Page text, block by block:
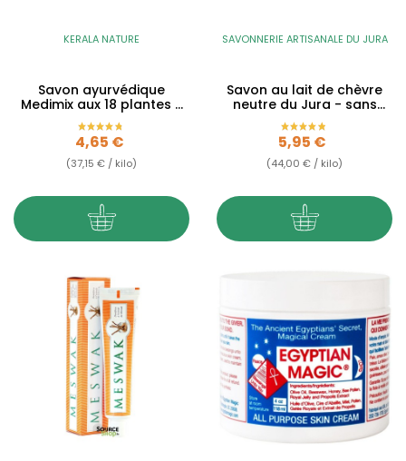
KERALA NATURE
Savon ayurvédique
Medimix aux 18 plantes -
125g
Prix
4,65 €
(37,15 € / kilo)
SAVONNERIE ARTISANALE DU JURA
Savon au lait de chèvre
neutre du Jura - sans
huiles essentielles -...
Prix
5,95 €
(44,00 € / kilo)